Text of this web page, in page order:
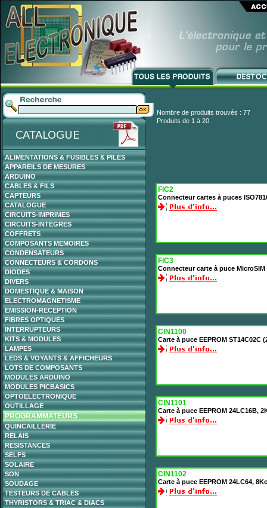
ALIMENTATIONS & FUSIBLES & PILES
APPAREILS DE MESURES
ARDUINO
CABLES & FILS
CAPTEURS
CATALOGUE
CIRCUITS-IMPRIMES
CIRCUITS-INTEGRES
COFFRETS
COMPOSANTS MEMOIRES
CONDENSATEURS
CONNECTEURS & CORDONS
DIODES
DIVERS
DOMESTIQUE & MAISON
ELECTROMAGNETISME
EMISSION-RECEPTION
FIBRES OPTIQUES
INTERRUPTEURS
KITS & MODULES
LAMPES
LEDS & VOYANTS & AFFICHEURS
LOTS DE COMPOSANTS
MODULES ARDUINO
MODULES PICBASICS
OPTOELECTRONIQUE
OUTILLAGE
PROGRAMMATEURS
QUINCAILLERIE
RELAIS
RESISTANCES
SELFS
SOLAIRE
SON
SOUDAGE
TESTEURS DE CABLES
THYRISTORS & TRIAC & DIACS
Nombre de produits trouvés : 77
Produits de 1 à 20
FIC2
Connecteur cartes à puces
FIC3
Connecteur carte à puce MicroSIM
CIN1100
Carte à puce EEPROM ST14C02C
CIN1101
Carte à puce EEPROM 24LC16B,
CIN1102
Carte à puce EEPROM 24LC64,